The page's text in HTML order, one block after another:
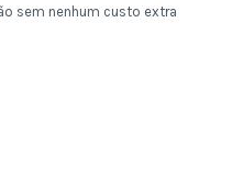
sem nenhum custo extra